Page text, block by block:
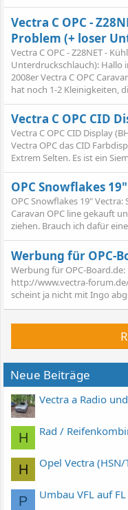
Vectra C OPC -
Problem (+ loser
Vectra C OPC - Z28NET -
Unterdruckschlauch): Hallo
2008er Vectra C OPC
hat noch 1-2 Kleinigkeiten,
Vectra C OPC CID
Vectra C OPC CID Display
Vectra OPC das CID
Extrem Selten. Es ist ein
OPC Snowflakes
OPC Snowflakes 19"
Caravan OPC line gekauft
ziehen. Brauch ich dafür eine
Werbung für OPC-
Werbung für OPC-
http://www.vectra-
scheint ja nicht mit Ingo
Neue Beiträge
Vectra a Radio
H Rad /
H Opel Vectra
P Umbau VFL auf